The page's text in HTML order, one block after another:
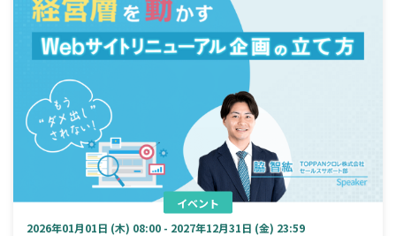
イベント
2026年01月01日 (木) 08:00 - 2027年12月31日 (金) 23:59